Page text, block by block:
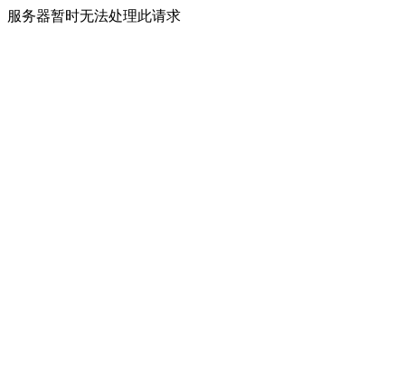
服务器暂时无法处理此请求